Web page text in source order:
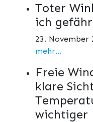
Toter
ich
23. November
mehr...
Freie
klare
wichtiger